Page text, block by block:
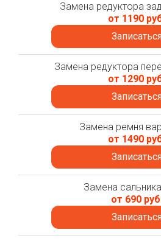
Замена редуктора
от 1190
Замена редуктора
от 1290
Замена ремня
от 1490
Замена
от 690